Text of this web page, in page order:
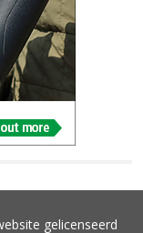
gelicenseerd